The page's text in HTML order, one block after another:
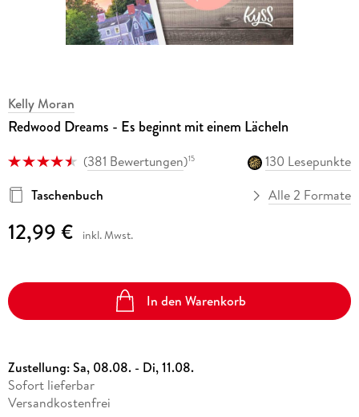
Kelly Moran
Redwood Dreams - Es beginnt mit einem Lächeln
(381 Bewertungen)15
130 Lesepunkte
Taschenbuch
Alle 2 Formate
12,99 € inkl. Mwst.
In den Warenkorb
Zustellung:Sa, 08.08. - Di, 11.08.
Sofort lieferbar
Versandkostenfrei